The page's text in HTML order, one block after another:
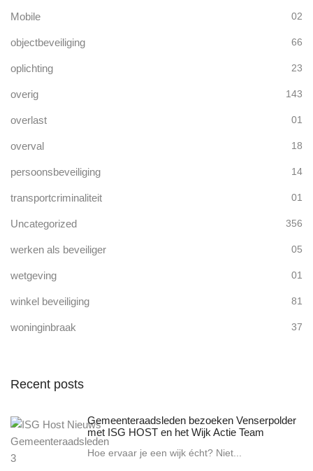
Mobile 02
objectbeveiliging 66
oplichting 23
overig 143
overlast 01
overval 18
persoonsbeveiliging 14
transportcriminaliteit 01
Uncategorized 356
werken als beveiliger 05
wetgeving 01
winkel beveiliging 81
woninginbraak 37
Recent posts
Gemeenteraadsleden bezoeken Venserpolder
met ISG HOST en het Wijk Actie Team
Hoe ervaar je een wijk écht? Niet...